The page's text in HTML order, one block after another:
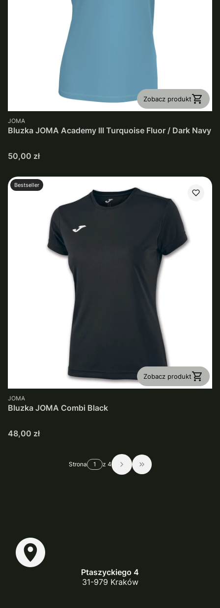
Zobacz produkt
PRODUCENT
JOMA
Bluzka JOMA Academy III Turquoise Fluor / Dark Navy
Cena
50,00 zł
Bestseller
Zobacz produkt
PRODUCENT
JOMA
Bluzka JOMA Combi Black
Cena
48,00 zł
Strona z 4 Przejdź do ostatniej
Ptaszyckiego 4
31-979 Kraków